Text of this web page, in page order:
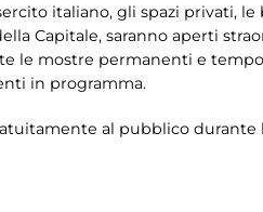
italiano, gli spazi privati,
Capitale, saranno aperti
le mostre permanenti e
in programma.
al pubblico durante